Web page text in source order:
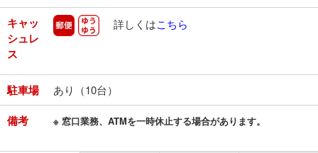
キャッ
シュレ
ス
郵便 ゆうゆう
詳しくはこちら
駐車場 あり（10台）
備考 ※ 窓口業務、ATMを一時休止する場合があります。